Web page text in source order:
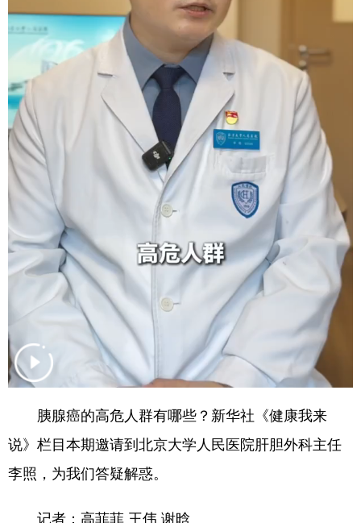
亚太网 上市公司 投教基地
地方频道
天津 河北 山西
辽宁 吉林 上海 江苏
浙江 安徽 福建
山东 湖南
广东 广西 海南 重庆
四川 贵州
甘肃 青海 宁夏
新疆 内蒙古 黑龙江
多语种频道
English Español Français عربى
Русский язык
Deutsch Português
胰腺癌的高危人群有哪些？新华社《健康我来
说》栏目本期邀请到北京大学人民医院肝胆外科主任
李照，为我们答疑解惑。
记者：高菲菲 王伟 谢晗